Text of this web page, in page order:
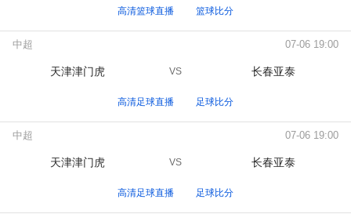
高清篮球直播 篮球比分
中超 07-06 19:00
天津津门虎 VS 长春亚泰
高清足球直播 足球比分
中超 07-06 19:00
天津津门虎 VS 长春亚泰
高清足球直播 足球比分